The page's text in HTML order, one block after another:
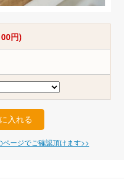
円)
ージでご確認頂けます>>